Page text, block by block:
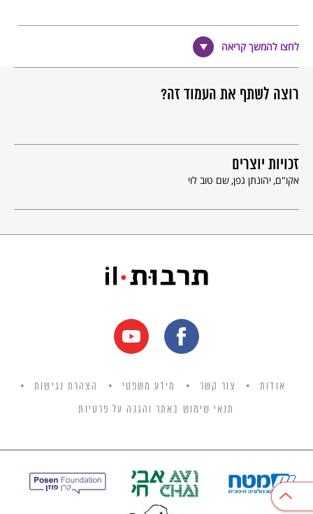
וְאָז תַּעֲשׂוּ עִמִּי חֶסֶד קָטָן
כִּתְבוּ נָא מַהֵר לְכָל אִמּוֹתֵינוּ
שֶׁיִּרְוַח לָהֶן קְצָת וְיָפוּג צַעֲרָן
וְכָל שׁוֹשָׁנָיו מִתְיַפְּחוֹת כָּעֵת
לחצו להמשך קריאה
רוצה לשתף את העמוד זה?
זכויות יוצרים
אקו"ם יהונתן גפן שם טוב לוי
אודות צור קשר מידע משפטי הצהרת נגישות
תנאי שימוש באתר והגנה על פרטיות